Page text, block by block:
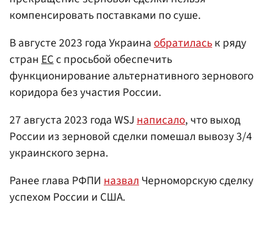
компенсировать поставками по суше.
В августе 2023 года Украинаобратиласьк ряду
странЕСс просьбой обеспечить
функционирование альтернативного зернового
коридора без участия России.
27 августа 2023 года WSJнаписало, что выход
России из зерновой сделки помешал вывозу 3/4
украинского зерна.
Ранее глава РФПИ назвалЧерноморскую сделку
успехом России и США.